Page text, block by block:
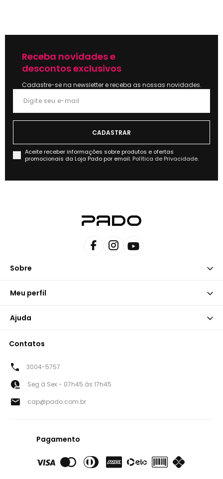
Receba novidades e
descontos exclusivos
Cadastre-se na newsletter e receba as nossas novidades.
Aceite receber informações sobre produtos e ofertas
promocionais da Loja Pado por email. Política de Privacidade.
Sobre
Meu perfil
Ajuda
Contatos
3004-5757
Seg à Sex - 07h45 às 17h45
cap@pado.com.br
Pagamento